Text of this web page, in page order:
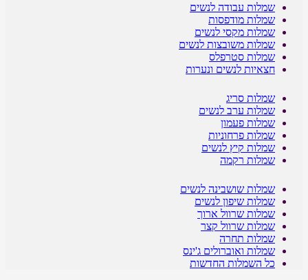
שמלות עבודה לנשים
שמלות מודפסות
שמלות מקסי לנשים
שמלות משובצות לנשים
שמלות סטרפלס
חצאיות לנשים ונערות
שמלות סריג
שמלות ערב לנשים
שמלות פעמון
שמלות פרחוניות
שמלות קיץ לנשים
שמלות רקמה
שמלות שושבינה לנשים
שמלות שיפון לנשים
שמלות שרוול ארוך
שמלות שרוול קצר
שמלות תחרה
שמלות ואוברולים ג'ינס
כל השמלות החדשות